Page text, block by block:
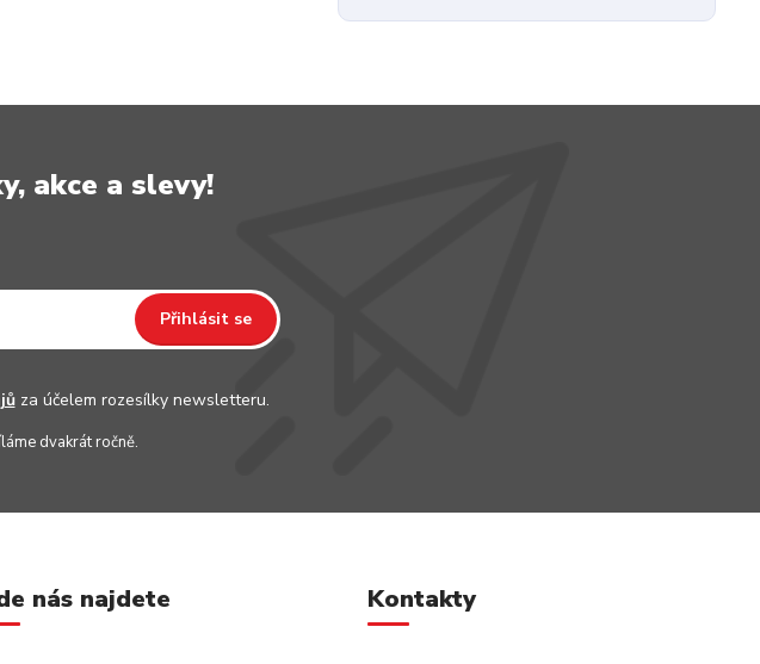
akce a slevy!
Přihlásit se
za účelem rozesílky newsletteru.
dvakrát ročně.
nás najdete Kontakty